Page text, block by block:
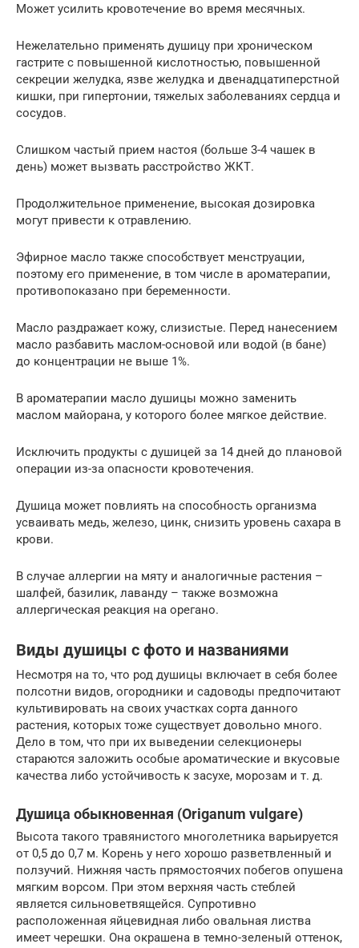
Может усилить кровотечение во время месячных.
Нежелательно применять душицу при хроническом
гастрите с повышенной кислотностью, повышенной
секреции желудка, язве желудка и двенадцатиперстной
кишки, при гипертонии, тяжелых заболеваниях сердца и
сосудов.
Слишком частый прием настоя (больше 3-4 чашек в
день) может вызвать расстройство ЖКТ.
Продолжительное применение, высокая дозировка
могут привести к отравлению.
Эфирное масло также способствует менструации,
поэтому его применение, в том числе в ароматерапии,
противопоказано при беременности.
Масло раздражает кожу, слизистые. Перед нанесением
масло разбавить маслом-основой или водой (в бане)
до концентрации не выше 1%.
В ароматерапии масло душицы можно заменить
маслом майорана, у которого более мягкое действие.
Исключить продукты с душицей за 14 дней до плановой
операции из-за опасности кровотечения.
Душица может повлиять на способность организма
усваивать медь, железо, цинк, снизить уровень сахара в
крови.
В случае аллергии на мяту и аналогичные растения –
шалфей, базилик, лаванду – также возможна
аллергическая реакция на орегано.
Виды душицы с фото и названиями
Несмотря на то, что род душицы включает в себя более
полсотни видов, огородники и садоводы предпочитают
культивировать на своих участках сорта данного
растения, которых тоже существует довольно много.
Дело в том, что при их выведении селекционеры
стараются заложить особые ароматические и вкусовые
качества либо устойчивость к засухе, морозам и т. д.
Душица обыкновенная (Origanum vulgare)
Высота такого травянистого многолетника варьируется
от 0,5 до 0,7 м. Корень у него хорошо разветвленный и
ползучий. Нижняя часть прямостоячих побегов опушена
мягким ворсом. При этом верхняя часть стеблей
является сильноветвящейся. Супротивно
расположенная яйцевидная либо овальная листва
имеет черешки. Она окрашена в темно-зеленый оттенок,